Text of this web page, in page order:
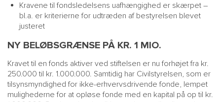
Kravene til fondsledelsens uafhængighed er skærpet –
bl.a. er kriterierne for udtræden af bestyrelsen blevet
justeret
NY BELØBSGRÆNSE PÅ KR. 1 MIO.
Kravet til en fonds aktiver ved stiftelsen er nu forhøjet fra kr.
250.000 til kr. 1.000.000. Samtidig har Civilstyrelsen, som er
tilsynsmyndighed for ikke-erhvervsdrivende fonde, lempet
mulighederne for at opløse fonde med en kapital på op til kr.